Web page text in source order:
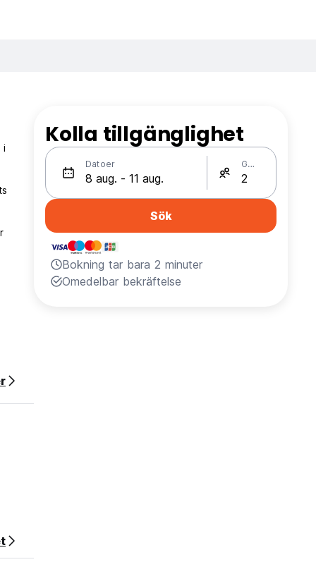
i Kolla tillgänglighet
Datoer Gäster
Sök
Bokning tar bara 2 minuter
Omedelbar bekräftelse